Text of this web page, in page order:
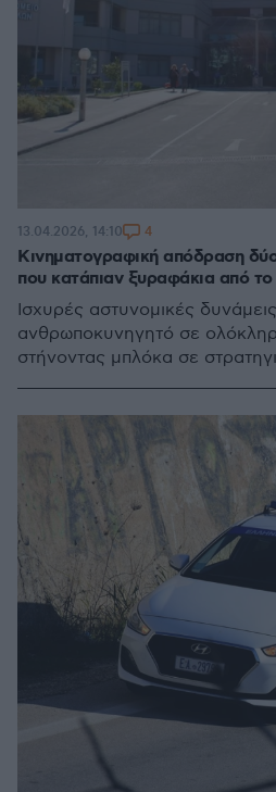
Κινηματογραφική απόδραση
που κατάπιαν ξυραφάκια από
Ισχυρές αστυνομικές
ανθρωποκυνηγητό σε
στήνοντας μπλόκα σε
13.04.2026, 14:10 4